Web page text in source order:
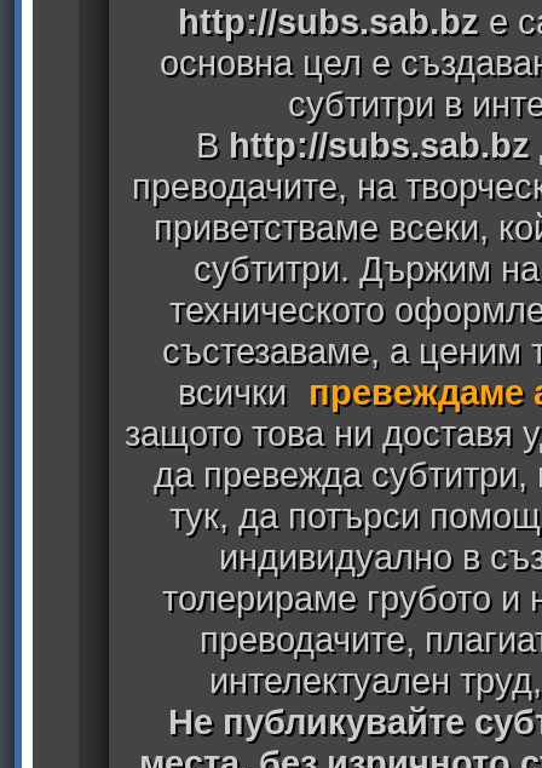
http://subs.sab.bz е
основна цел е
субтитри в
В http://subs.sab.bz
преводачите, на
приветстваме всеки,
субтитри. Държим
техническото
състезаваме, а ценим
всички
превеждаме
защото това ни доставя
да превежда
тук, да потърси
индивидуално в
толерираме грубото
преводачите,
интелектуален
Не публикувайте